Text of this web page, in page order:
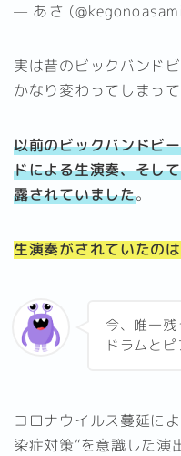
— あさ
実は昔のビックバンド
かなり変わってしまって
以前のビックバンドビ
ドによる生演奏、そし
露されていました。
生演奏がされていたの
今、唯一
ドラムと
コロナウイルス蔓延に
染症対策”を意識した演